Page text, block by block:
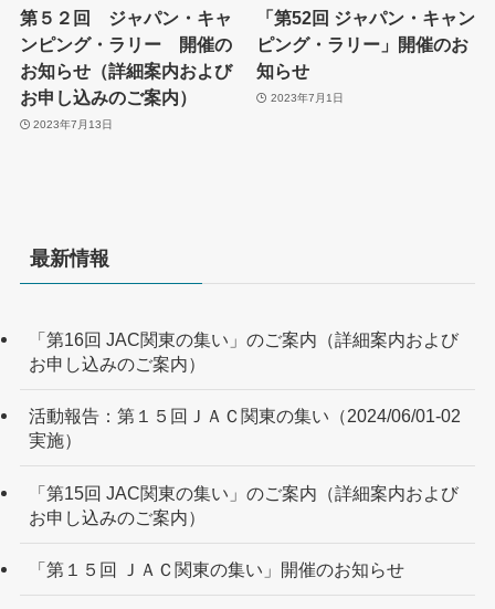
第５２回 ジャパン・キャ
ンピング・ラリー 開催の
お知らせ（詳細案内および
お申し込みのご案内）
2023年7月13日
「第52回 ジャパン・キャン
ピング・ラリー」開催のお
知らせ
2023年7月1日
最新情報
「第16回 JAC関東の集い」のご案内（詳細案内および
お申し込みのご案内）
活動報告：第１５回ＪＡＣ関東の集い（2024/06/01-02
実施）
「第15回 JAC関東の集い」のご案内（詳細案内および
お申し込みのご案内）
「第１５回 ＪＡＣ関東の集い」開催のお知らせ